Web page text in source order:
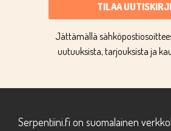
TILAA
Jättämällä
uutuuksista, tarjouksista ja
Serpentiini.fi on suomalainen